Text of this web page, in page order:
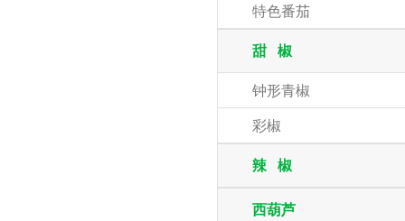
特色番茄
甜 椒
钟形青椒
彩椒
辣 椒
西葫芦